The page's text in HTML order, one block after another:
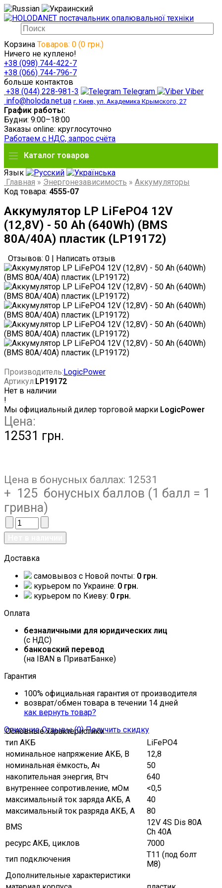
Корзина Товаров: 0 (0 грн.)
Ничего не куплено!
+38 (098) 744-422-7
+38 (066) 744-796-7
больше контактов
+38 (044) 228-981-3
Telegram
Viber
info@holoda.net.ua г. Киев, ул. Академика Крымского, 27
График работы:
Будни: 9:00–18:00
Заказы online: круглосуточно
Работаем с НДС, запрос счёта
Каталог товаров
Язык
Главная » Энергонезависимость » Аккумуляторы
Код товара: 4555-07
Аккумулятор LP LiFePO4 12V
(12,8V) - 50 Ah (640Wh) (BMS
80A/40А) пластик (LP19172)
Отзывов: 0 Написать отзыв
Производитель: LogicPower
Артикул: LP19172
Нет в наличии
!
Мы официальный дилер торговой марки LogicPower
Цена:
12531 грн.
Цена в бонусных баллах: 12531
+ 125 бонусных баллов (1 балл = 1
гривна)
Доставка
самовывоз c Новой почты: 0 грн.
курьером по Украине: 0 грн.
курьером по Киеву: 0 грн.
Оплата
безналичными для юридических лиц
(с НДС)
банковский перевод
(на IBAN в ПриватБанке)
Гарантия
100% официальная гарантия от производителя
возврат/обмен товара в течении 14 дней
как вернуть товар?
Описание Отзывы (0) Получить скидку
Основные характеристики
тип АКБ
LiFePO4
номинальное напряжение АКБ, В
12,8
номинальная ёмкость, Ач
50
накопительная энергия, Втч
640
внутреннее сопротивление, мОм
<0,5
максимальный ток заряда АКБ, A
40
максимальный ток разряда АКБ, A
80
BMS
12V 4S Dis 80A
Ch 40А
ресурс АКБ, циклов
7000
тип подключения
T11 (под болт
М8)
Дополнительные характеристики